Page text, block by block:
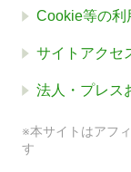
Cookie等の利
サイトアクセ
法人・プレス
※本サイトはアフ
す